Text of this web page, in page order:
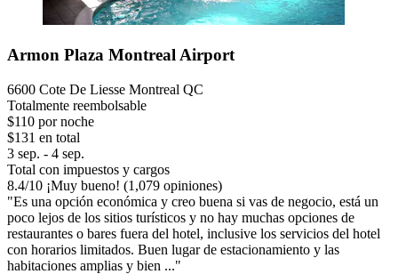
Armon Plaza Montreal Airport
6600 Cote De Liesse Montreal QC
Totalmente reembolsable
$110 por noche
$131 en total
3 sep. - 4 sep.
Total con impuestos y cargos
8.4/10 ¡Muy bueno! (1,079 opiniones)
"Es una opción económica y creo buena si vas de negocio, está un
poco lejos de los sitios turísticos y no hay muchas opciones de
restaurantes o bares fuera del hotel, inclusive los servicios del hotel
con horarios limitados. Buen lugar de estacionamiento y las
habitaciones amplias y bien ..."